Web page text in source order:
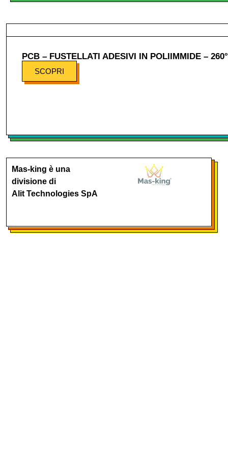
PCB – FUSTELLATI ADESIVI IN POLIIMMIDE – 260°
SCOPRI
Mas-king è una
divisione di
Alit Technologies SpA